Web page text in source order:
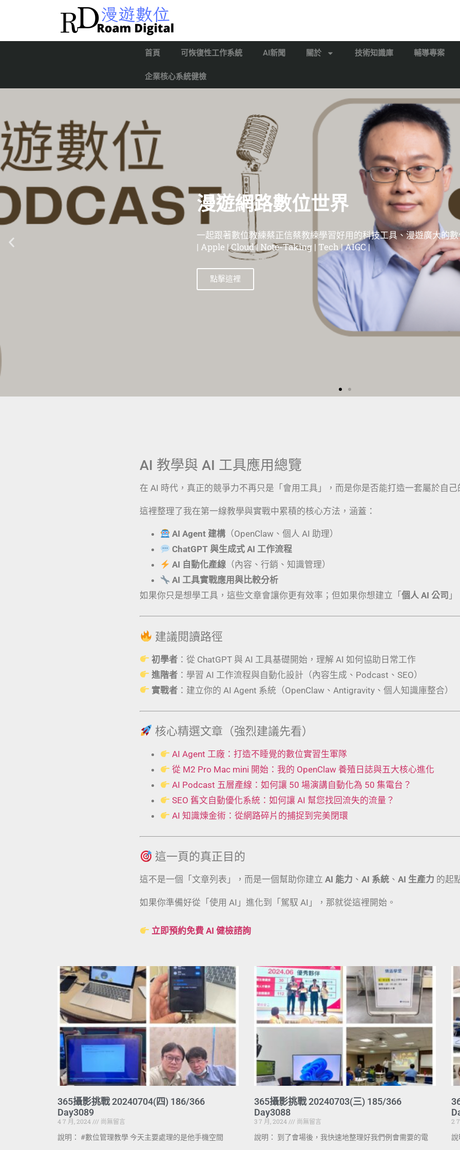
首頁 可恢復性工作系統 AI新聞 關於 技術知識庫 輔導專案
企業核心系統健檢
漫遊網路數
一起跟著數位教練蔡正信蔡教練學習好用的科技工具、漫遊在這個廣大
| 蘋果教學 | Evernote教學 | 筆記工具教學 | 雲端服務教學 |
AI 教學與 AI 工具應用總覽
在 AI 時代，真正的競爭力不再只是「會用工具」，而是你是否能打造一套屬於自
這裡整理了我在第一線教學與實戰中累積的核心方法，涵蓋：
AI Agent 建構 （OpenClaw、個人 AI 助理）
ChatGPT 與生成式 AI 工作流程
AI 自動化產線 （內容、行銷、知識管理）
AI 工具實戰應用與比較分析
如果你只是想學工具，這些文章會讓你更有效率；但如果你想建立「 個人 AI 公司
建議閱讀路徑
初學者 ：從 ChatGPT 與 AI 工具基礎開始，理解 AI 如何協助日常工作
進階者 ：學習 AI 工作流程與自動化設計（內容生成、Podcast、SEO）
實戰者 ：建立你的 AI Agent 系統（OpenClaw、Antigravity、個人知識庫整合）
核心精選文章（強烈建議先看）
AI Agent 工廠：打造不睡覺的數位實習生軍隊
從 M2 Pro Mac mini 開始：我的 OpenClaw 養殖日誌與五大核心進化
AI Podcast 五層產線：如何讓 50 場演講自動化為 50 集電台？
SEO 舊文自動優化系統：如何讓 AI 幫您找回流失的流量？
AI 知識煉金術：從網路碎片的捕捉到完美閉環
這一頁的真正目的
這不是一個「文章列表」，而是一個幫助你建立 AI 能力 、 AI 系統 、 AI 生產力 的起
如果你準備好從「使用 AI」進化到「駕馭 AI」，那就從這裡開始。
立即預約免費 AI 健檢諮詢
365攝影挑戰 20240704(四) 186/366
Day3089
4 7 月, 2024
尚無留言
說明： #數位管理教學 今天主要處理的是他手機空間
365攝影挑戰 20240703(三) 185/366
Day3088
3 7 月, 2024
尚無留言
說明： 到了會場後，我快速地整理好我們例會需要的電
2
說